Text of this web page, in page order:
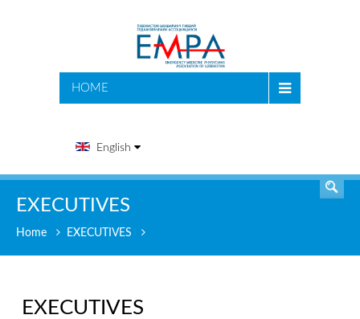
HOME
English
SEARCH
EXECUTIVES
Home EXECUTIVES
EXECUTIVES